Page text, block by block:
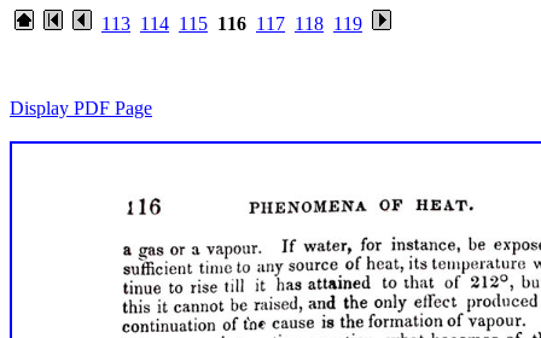
113 114 115 116 117 118 119
Display PDF Page